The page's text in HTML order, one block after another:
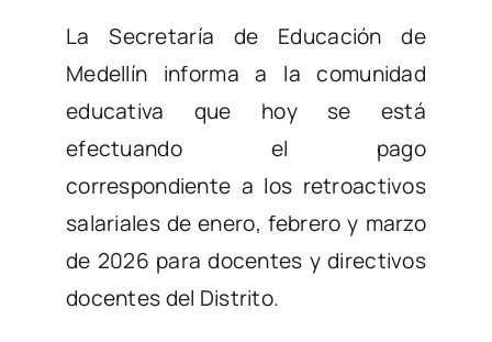
La Secretaría de Educación de
Medellín informa a la comunidad
educativa que hoy se está
efectuando el pago
correspondiente a los retroactivos
salariales de enero, febrero y marzo
de 2026 para docentes y directivos
docentes del Distrito.